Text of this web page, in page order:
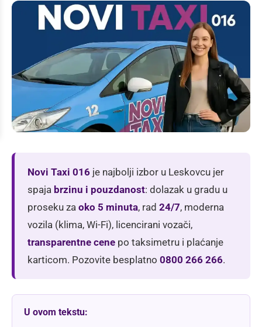
Novi Taxi 016 je najbolji izbor u Leskovcu jer
spaja brzinu i pouzdanost: dolazak u gradu u
proseku za oko 5 minuta, rad 24/7, moderna
vozila (klima, Wi-Fi), licencirani vozači,
transparentne cene po taksimetru i plaćanje
karticom. Pozovite besplatno 0800 266 266.
U ovom tekstu: